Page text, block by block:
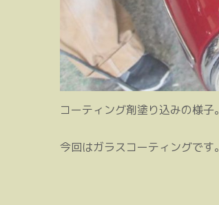
コーティング剤塗り込みの様子。
今回はガラスコーティングです。